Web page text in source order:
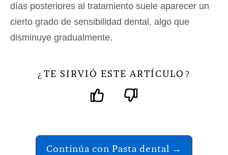
días posteriores al tratamiento suele aparecer un
cierto grado de sensibilidad dental, algo que
disminuye gradualmente.
¿ TE SIRVIÓ ESTE ARTÍCULO ?
Continúa con Pasta dental →